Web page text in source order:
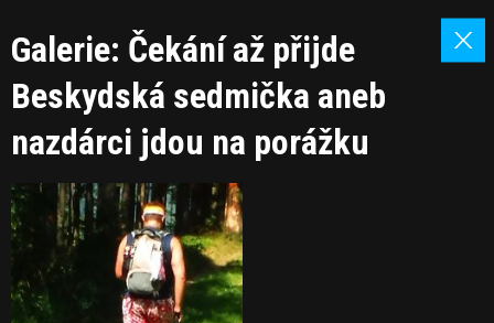
Galerie: Čekání až přijde
Beskydská sedmička aneb
nazdárci jdou na porážku